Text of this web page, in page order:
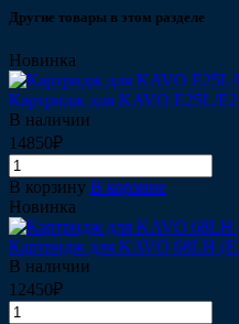
Другие товары в этом разделе
Новинка
Картридж для KAVO E25L/
В наличии
14850₽
В корзину В корзине
Новинка
Картридж для KAVO 68LH
В наличии
12450₽